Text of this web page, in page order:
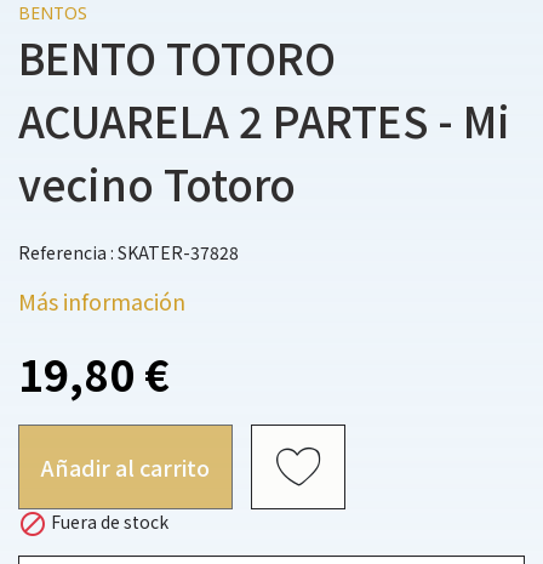
BENTOS
BENTO TOTORO
ACUARELA 2 PARTES - Mi
vecino Totoro
Referencia : SKATER-37828
Más información
19,80 €
Añadir al carrito
 Fuera de stock